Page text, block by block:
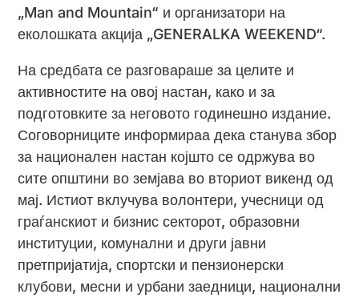
„Man and Mountain“ и организатори на
еколошката акција „GENERALKA WEEKEND“.
На средбата се разговараше за целите и
активностите на овој настан, како и за
подготовките за неговото годинешно издание.
Соговорниците информираа дека станува збор
за национален настан којшто се одржува во
сите општини во земјава во вториот викенд од
мај. Истиот вклучува волонтери, учесници од
граѓанскиот и бизнис секторот, образовни
институции, комунални и други јавни
претпријатија, спортски и пензионерски
клубови, месни и урбани заедници, национални